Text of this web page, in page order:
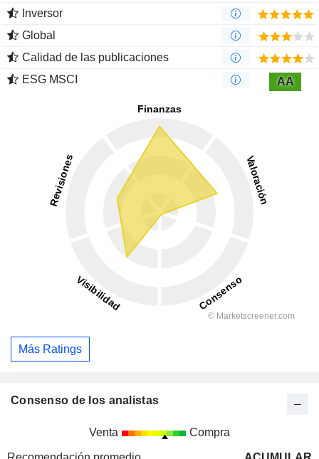
Inversor
Global
Calidad de las publicaciones
ESG MSCI
AA
Más Ratings
Consenso de los analistas
Venta Compra